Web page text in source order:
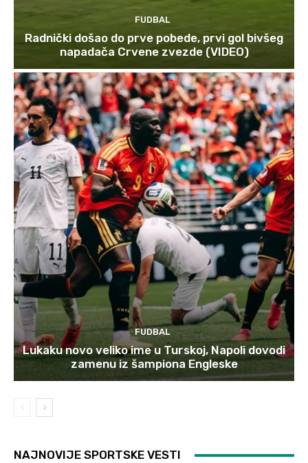
FUDBAL
Radnički došao do prve pobede, prvi gol bivšeg
napadača Crvene zvezde (VIDEO)
FUDBAL
Lukaku novo veliko ime u Turskoj, Napoli dovodi
zamenu iz šampiona Engleske
NAJNOVIJE SPORTSKE VESTI